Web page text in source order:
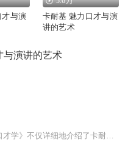
才与演
卡耐基 魅力口才与演
讲的艺术
与演讲的艺术